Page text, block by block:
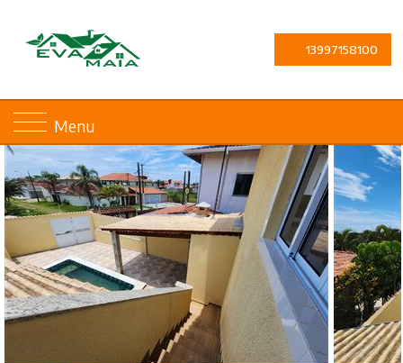
13997158100
Menu